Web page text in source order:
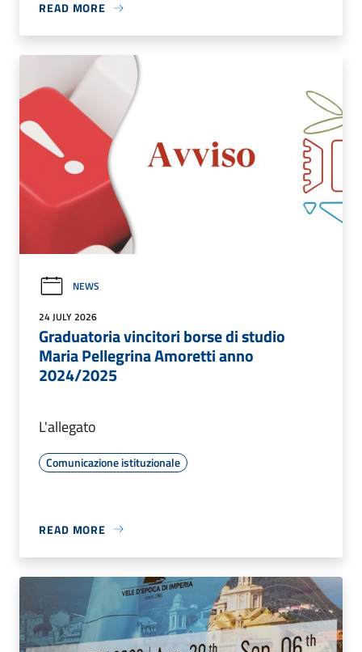
READ MORE
NEWS
24 JULY 2026
Graduatoria vincitori borse di studio
Maria Pellegrina Amoretti anno
2024/2025
L'allegato
Comunicazione istituzionale
READ MORE